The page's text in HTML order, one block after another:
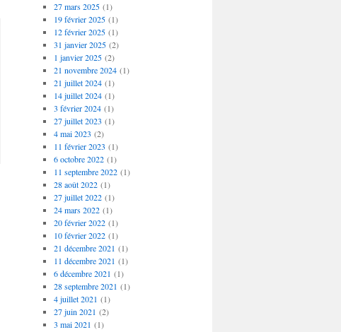
27 mars 2025(1)
19 février 2025(1)
12 février 2025(1)
31 janvier 2025(2)
1 janvier 2025(2)
21 novembre 2024(1)
21 juillet 2024(1)
14 juillet 2024(1)
3 février 2024(1)
27 juillet 2023 (1)
4 mai 2023 (2)
11 février 2023 (1)
6 octobre 2022(1)
11 septembre 2022(1)
28 août 2022(1)
27 juillet 2022(1)
24 mars 2022(1)
20 février 2022(1)
10 février 2022(1)
21 décembre 2021 (1)
11 décembre 2021 (1)
6 décembre 2021 (1)
28 septembre 2021 (1)
4 juillet 2021 (1)
27 juin 2021 (2)
3 mai 2021 (1)